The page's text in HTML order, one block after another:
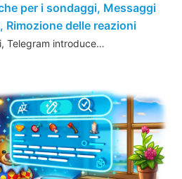
per i sondaggi, Messaggi
delle reazioni
Telegram introduce…